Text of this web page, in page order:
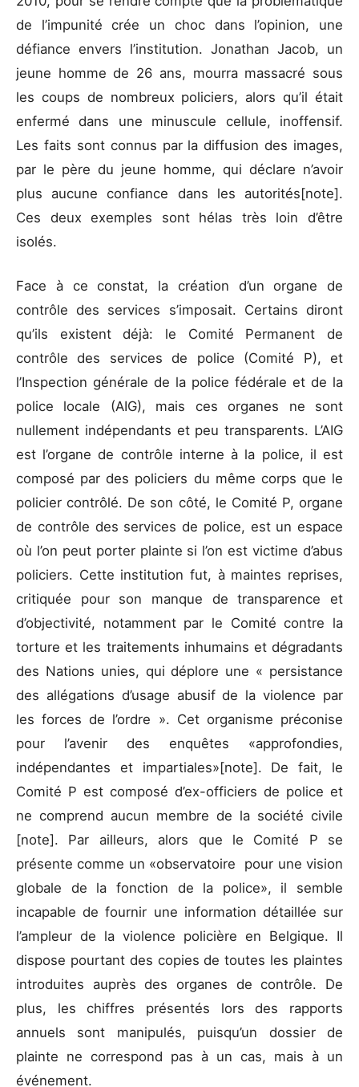
de l’impunité crée un choc dans l’opinion, une
défiance envers l’institution. Jonathan Jacob, un
jeune homme de 26 ans, mourra massacré sous
les coups de nombreux policiers, alors qu’il était
enfermé dans une minuscule cellule, inoffensif.
Les faits sont connus par la diffusion des images,
par le père du jeune homme, qui déclare n’avoir
plus aucune confiance dans les autorités[note].
Ces deux exemples sont hélas très loin d’être
isolés.
Face à ce constat, la création d’un organe de
contrôle des services s’imposait. Certains diront
qu’ils existent déjà: le Comité Permanent de
contrôle des services de police (Comité P), et
l’Inspection générale de la police fédérale et de la
police locale (AIG), mais ces organes ne sont
nullement indépendants et peu transparents. L’AIG
est l’organe de contrôle interne à la police, il est
composé par des policiers du même corps que le
policier contrôlé. De son côté, le Comité P, organe
de contrôle des services de police, est un espace
où l’on peut porter plainte si l’on est victime d’abus
policiers. Cette institution fut, à maintes reprises,
critiquée pour son manque de transparence et
d’objectivité, notamment par le Comité contre la
torture et les traitements inhumains et dégradants
des Nations unies, qui déplore une « persistance
des allégations d’usage abusif de la violence par
les forces de l’ordre ». Cet organisme préconise
pour l’avenir des enquêtes «approfondies,
indépendantes et impartiales»[note]. De fait, le
Comité P est composé d’ex-officiers de police et
ne comprend aucun membre de la société civile
[note]. Par ailleurs, alors que le Comité P se
présente comme un «observatoire pour une vision
globale de la fonction de la police», il semble
incapable de fournir une information détaillée sur
l’ampleur de la violence policière en Belgique. Il
dispose pourtant des copies de toutes les plaintes
introduites auprès des organes de contrôle. De
plus, les chiffres présentés lors des rapports
annuels sont manipulés, puisqu’un dossier de
plainte ne correspond pas à un cas, mais à un
événement.